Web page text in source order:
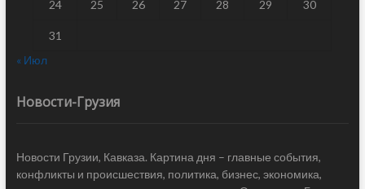
24 25 26 27 28 29 30
31
« Июл
Новости-Грузия
Новости Грузии, Кавказа. Картина дня – главные события,
конфликты и происшествия, политика, бизнес, экономика,